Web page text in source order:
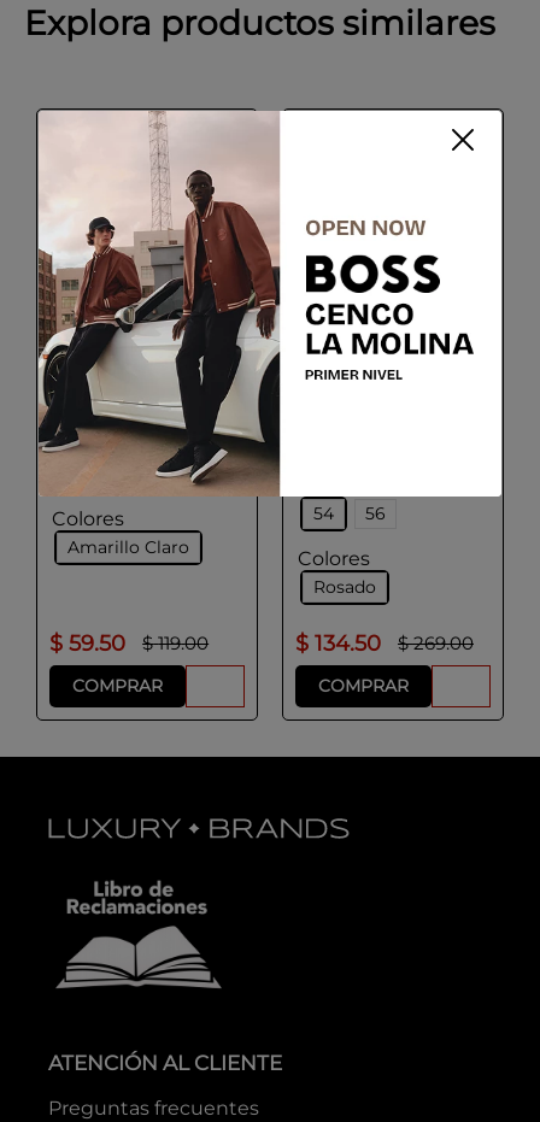
Explora productos similares
+20% cupón:
BOSS
Polo de algodón
elástico con bandera
nacional y logo
Talla
L XL
Colores
Amarillo Claro
$ 59.50 $ 119.00
COMPRAR
PAL ZILERI
Polo de lana y tencel
54
56
Colores
Rosado
$ 134.50 $ 269.00
COMPRAR
ATENCIÓN AL CLIENTE
Preguntas frecuentes